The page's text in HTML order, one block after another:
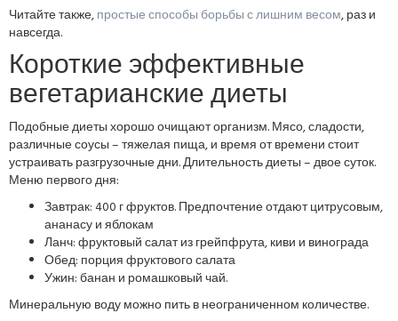
Читайте также,простые способы борьбы с лишним весом, раз и
навсегда.
Короткие эффективные
вегетарианские диеты
Подобные диеты хорошо очищают организм. Мясо, сладости,
различные соусы – тяжелая пища, и время от времени стоит
устраивать разгрузочные дни. Длительность диеты – двое суток.
Меню первого дня:
Завтрак: 400 г фруктов. Предпочтение отдают цитрусовым,
ананасу и яблокам
Ланч: фруктовый салат из грейпфрута, киви и винограда
Обед: порция фруктового салата
Ужин: банан и ромашковый чай.
Минеральную воду можно пить в неограниченном количестве.